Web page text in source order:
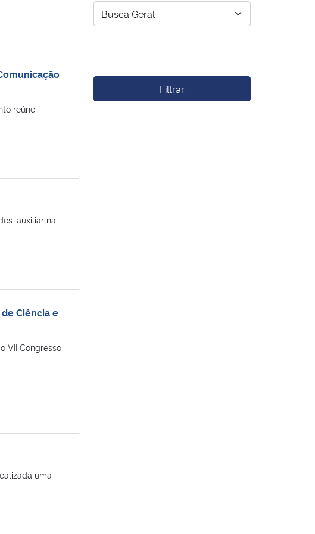
reúne,
auxiliar na
Ciência e
VII Congresso
uma
Filtrar